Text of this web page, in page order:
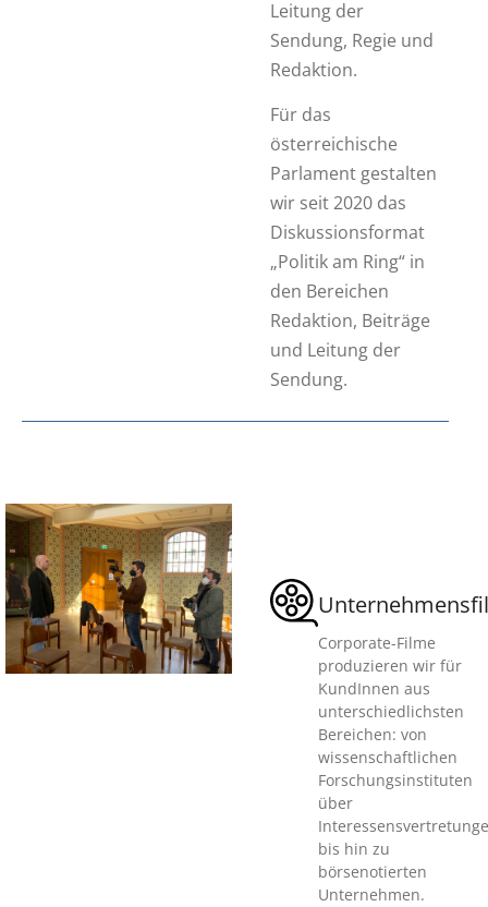
Leitung der
Sendung, Regie und
Redaktion.
Für das
österreichische
Parlament gestalten
wir seit 2020 das
Diskussionsformat
„Politik am Ring“ in
den Bereichen
Redaktion, Beiträge
und Leitung der
Sendung.
Corporate-Filme
produzieren wir für
KundInnen aus
unterschiedlichsten
Bereichen: von
wissenschaftlichen
Forschungsinstituten
über
bis hin zu
börsenotierten
Unternehmen.